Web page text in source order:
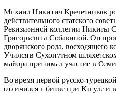
Михаил Никитич Кречетников
действительного статского
Ревизионной коллегии Никиты
Григорьевны Собакиной. Он
дворянского рода, восходящего
Учился в Сухопутном
майора принимал участие в
Во время первой русско-
отличился в битве при Кагуле и